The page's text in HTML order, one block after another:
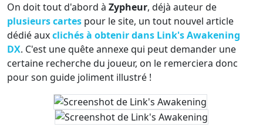
On doit tout d'abord à Zypheur, déjà auteur de
plusieurs cartes pour le site, un tout nouvel article
dédié auxclichés à obtenir dans Link's Awakening
DX. C'est une quête annexe qui peut demander une
certaine recherche du joueur, on le remerciera donc
pour son guide joliment illustré !